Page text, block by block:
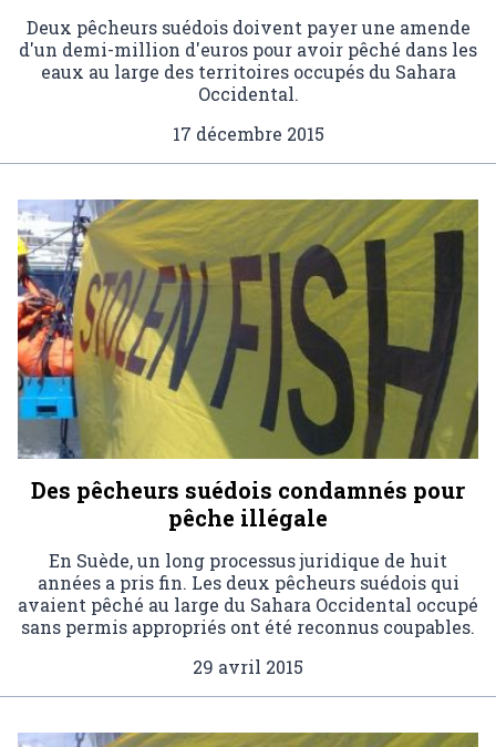
Deux pêcheurs suédois doivent payer une amende
d'un demi-million d'euros pour avoir pêché dans les
eaux au large des territoires occupés du Sahara
Occidental.
17 décembre 2015
Des pêcheurs suédois condamnés pour
pêche illégale
En Suède, un long processus juridique de huit
années a pris fin. Les deux pêcheurs suédois qui
avaient pêché au large du Sahara Occidental occupé
sans permis appropriés ont été reconnus coupables.
29 avril 2015